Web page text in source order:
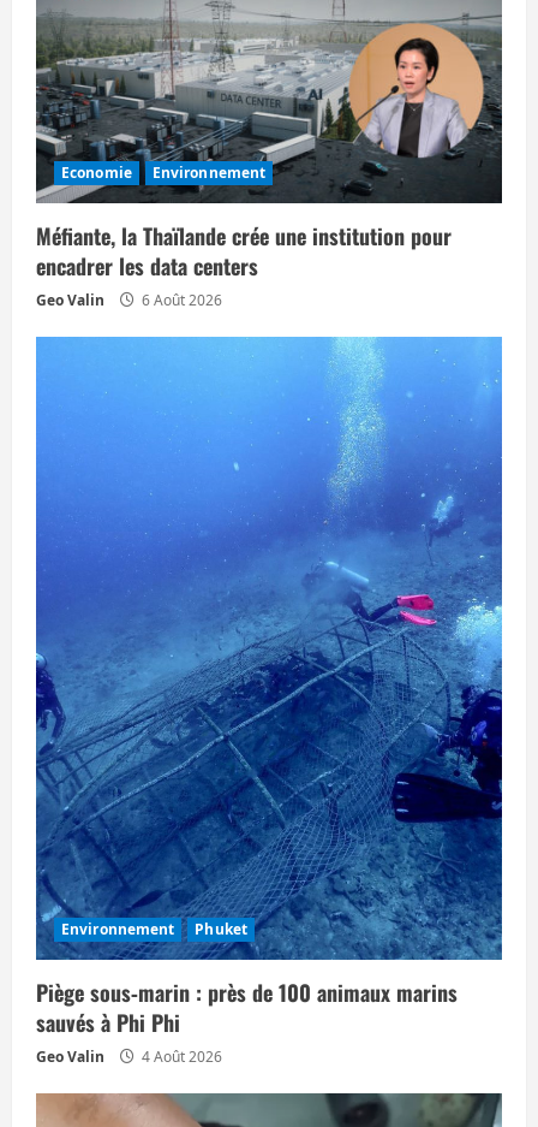
n
d
’
a
r
t
i
Economie Environnement
Méfiante, la Thaïlande crée une institution pour
encadrer les data centers
Geo Valin 6 Août 2026
Environnement Phuket
Piège sous‑marin : près de 100 animaux marins
sauvés à Phi Phi
Geo Valin 4 Août 2026